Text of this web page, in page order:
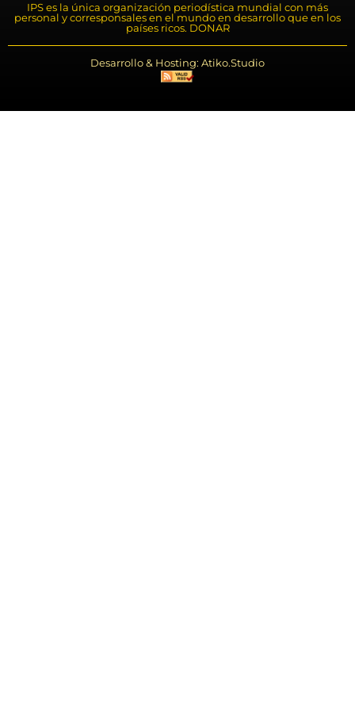
IPS es la única organización periodística mundial con más
personal y corresponsales en el mundo en desarrollo que en los
países ricos. DONAR
Desarrollo & Hosting: Atiko.Studio